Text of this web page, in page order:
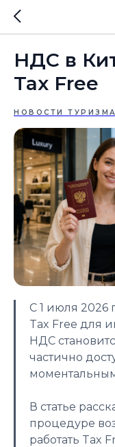
НДС в
Tax Free
НОВОСТИ ТУРИЗМА
С 1 июля 2026
Tax Free для
НДС
частично
В статье
процедуре
работать Tax